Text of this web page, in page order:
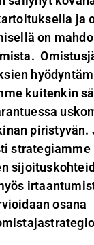
ja
on
kuitenkin
piristyvän.
strategiamme
osana